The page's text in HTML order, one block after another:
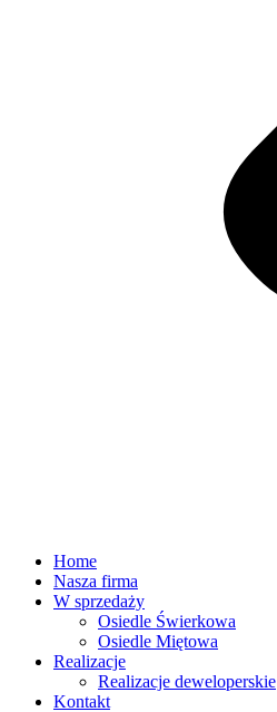
Home
Nasza firma
W sprzedaży
Osiedle Świerkowa
Osiedle Miętowa
Realizacje
Realizacje deweloperskie
Kontakt